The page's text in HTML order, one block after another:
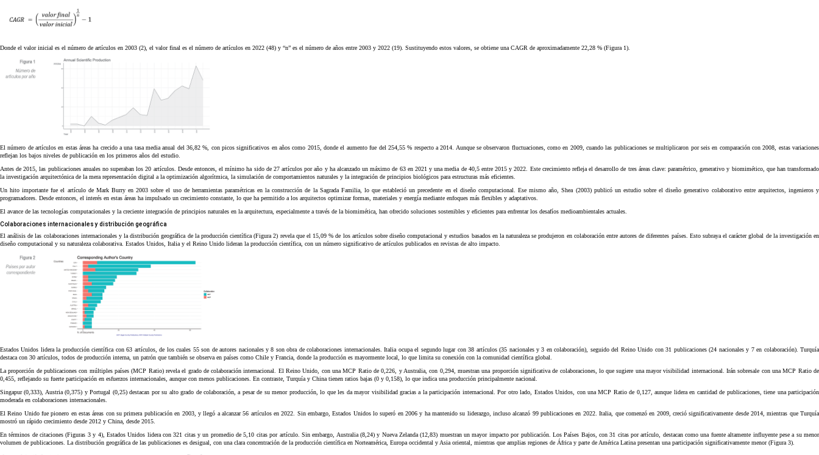
Donde el valor inicial es el número de artículos en 2003 (2), el valor final es el número de artículos en 2022 (48) y “n” es el número de años entre 2003 y 2022 (19). Sustituyendo estos valores, se obtiene una CAGR de aproximadamente 22,28 % (Figura 1).
El número de artículos en estas áreas ha crecido a una tasa media anual del 36,82 %, con picos significativos en años como 2015, donde el aumento fue del 254,55 % respecto a 2014. Aunque se observaron fluctuaciones, como en 2009, cuando las publicaciones se multiplicaron por seis en comparación con 2008, estas variaciones
reflejan los bajos niveles de publicación en los primeros años del estudio.
Antes de 2015, las publicaciones anuales no superaban los 20 artículos. Desde entonces, el mínimo ha sido de 27 artículos por año y ha alcanzado un máximo de 63 en 2021 y una media de 40,5 entre 2015 y 2022. Este crecimiento refleja el desarrollo de tres áreas clave: paramétrico, generativo y biomimético, que han transformado
la investigación arquitectónica de la mera representación digital a la optimización algorítmica, la simulación de comportamientos naturales y la integración de principios biológicos para estructuras más eficientes.
Un hito importante fue el artículo de Mark Burry en 2003 sobre el uso de herramientas paramétricas en la construcción de la Sagrada Familia, lo que estableció un precedente en el diseño computacional. Ese mismo año, Shea (2003) publicó un estudio sobre el diseño generativo colaborativo entre arquitectos, ingenieros y
programadores. Desde entonces, el interés en estas áreas ha impulsado un crecimiento constante, lo que ha permitido a los arquitectos optimizar formas, materiales y energía mediante enfoques más flexibles y adaptativos.
El avance de las tecnologías computacionales y la creciente integración de principios naturales en la arquitectura, especialmente a través de la biomimética, han ofrecido soluciones sostenibles y eficientes para enfrentar los desafíos medioambientales actuales.
Colaboraciones internacionales y distribución geográfica
El análisis de las colaboraciones internacionales y la distribución geográfica de la producción científica (Figura 2) revela que el 15,09 % de los artículos sobre diseño computacional y estudios basados en la naturaleza se produjeron en colaboración entre autores de diferentes países. Esto subraya el carácter global de la investigación en
diseño computacional y su naturaleza colaborativa. Estados Unidos, Italia y el Reino Unido lideran la producción científica, con un número significativo de artículos publicados en revistas de alto impacto.
Estados Unidos lidera la producción científica con 63 artículos, de los cuales 55 son de autores nacionales y 8 son obra de colaboraciones internacionales. Italia ocupa el segundo lugar con 38 artículos (35 nacionales y 3 en colaboración), seguido del Reino Unido con 31 publicaciones (24 nacionales y 7 en colaboración). Turquía
destaca con 30 artículos, todos de producción interna, un patrón que también se observa en países como Chile y Francia, donde la producción es mayormente local, lo que limita su conexión con la comunidad científica global.
La proporción de publicaciones con múltiples países (MCP Ratio) revela el grado de colaboración internacional. El Reino Unido, con una MCP Ratio de 0,226, y Australia, con 0,294, muestran una proporción significativa de colaboraciones, lo que sugiere una mayor visibilidad internacional. Irán sobresale con una MCP Ratio de
0,455, reflejando su fuerte participación en esfuerzos internacionales, aunque con menos publicaciones. En contraste, Turquía y China tienen ratios bajas (0 y 0,158), lo que indica una producción principalmente nacional.
Singapur (0,333), Austria (0,375) y Portugal (0,25) destacan por su alto grado de colaboración, a pesar de su menor producción, lo que les da mayor visibilidad gracias a la participación internacional. Por otro lado, Estados Unidos, con una MCP Ratio de 0,127, aunque lidera en cantidad de publicaciones, tiene una participación
moderada en colaboraciones internacionales.
El Reino Unido fue pionero en estas áreas con su primera publicación en 2003, y llegó a alcanzar 56 artículos en 2022. Sin embargo, Estados Unidos lo superó en 2006 y ha mantenido su liderazgo, incluso alcanzó 99 publicaciones en 2022. Italia, que comenzó en 2009, creció significativamente desde 2014, mientras que Turquía
mostró un rápido crecimiento desde 2012 y China, desde 2015.
En términos de citaciones (Figuras 3 y 4), Estados Unidos lidera con 321 citas y un promedio de 5,10 citas por artículo. Sin embargo, Australia (8,24) y Nueva Zelanda (12,83) muestran un mayor impacto por publicación. Los Países Bajos, con 31 citas por artículo, destacan como una fuente altamente influyente pese a su menor
volumen de publicaciones. La distribución geográfica de las publicaciones es desigual, con una clara concentración de la producción científica en Norteamérica, Europa occidental y Asia oriental, mientras que amplias regiones de África y parte de América Latina presentan una participación significativamente menor (Figura 3).